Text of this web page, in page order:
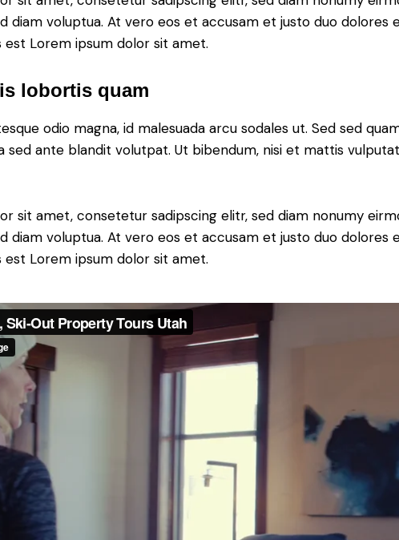
diam voluptua. At vero eos et accusam et justo duo
est Lorem ipsum dolor sit amet.
lobortis quam
odio magna, id malesuada arcu sodales ut. Sed sed
sed ante blandit volutpat. Ut bibendum, nisi et mattis
sit amet, consetetur sadipscing elitr, sed diam nonumy
diam voluptua. At vero eos et accusam et justo duo
est Lorem ipsum dolor sit amet.